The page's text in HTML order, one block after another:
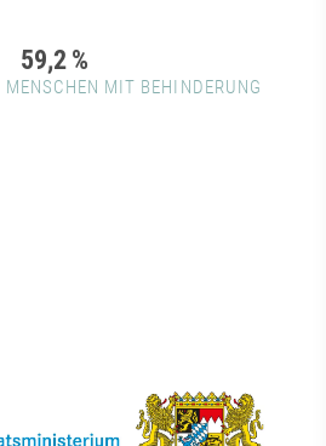
59,2 %
MENSCHEN MIT BEHINDERUNG